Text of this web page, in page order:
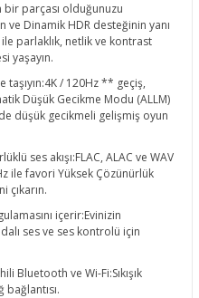
bir parçası olduğunuzu
ve Dinamik HDR desteğinin yanı
parlaklık, netlik ve kontrast
yaşayın.
taşıyın:4K / 120Hz ** geçiş,
Düşük Gecikme Modu (ALLM)
düşük gecikmeli gelişmiş oyun
ses akışı:FLAC, ALAC ve WAV
ile favori Yüksek Çözünürlük
çıkarın.
içerir:Evinizin
ses ve ses kontrolü için
Bluetooth ve Wi-Fi:Sıkışık